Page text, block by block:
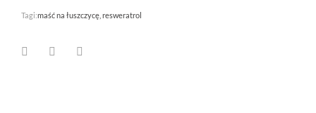
Tagi:maść na łuszczycę resweratrol
FacebookLinkedIn